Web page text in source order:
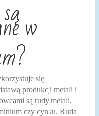
w
się
produkcji metali i
są rudy metali,
czy cynku. Ruda